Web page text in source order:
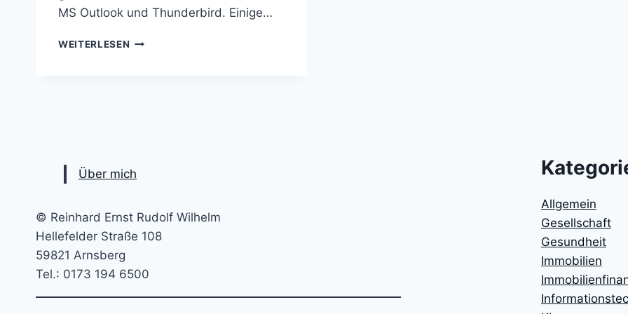
MS Outlook und Thunderbird. Einige…
WEITERLESEN DATENSCHUTZRISIKEN
Über mich
© Reinhard Ernst Rudolf Wilhelm
Hellefelder Straße 108
59821 Arnsberg
Tel.: 0173 194 6500
Allgemein
Gesellschaft
Gesundheit
Immobilien